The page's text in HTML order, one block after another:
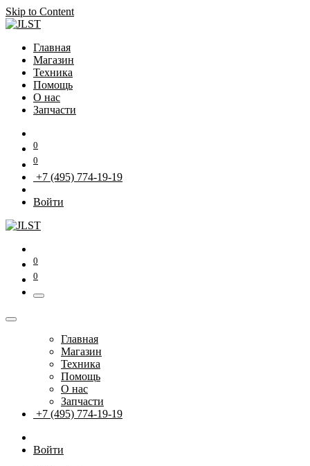
Skip to Content
Главная
Магазин
Техника
Помощь
О нас
Запчасти
0
0
+7 (495) 774-19-19
Войти
0
0
Главная
Магазин
Техника
Помощь
О нас
Запчасти
+7 (495) 774-19-19
Войти